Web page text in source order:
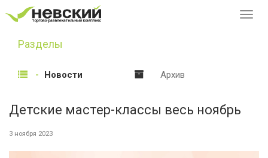
Разделы
Новости Архив
Детские мастер-классы весь ноябрь
3 ноября 2023